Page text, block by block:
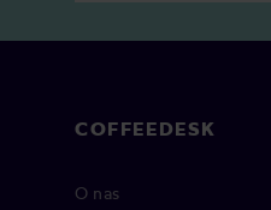
COFFEEDESK
O nas